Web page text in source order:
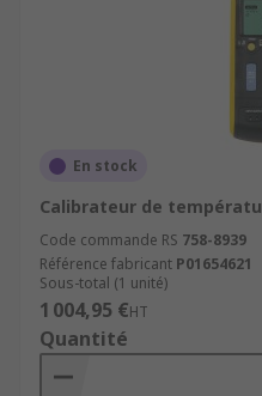
En stock
Calibrateur de
Code commande RS 758-8939
Référence fabricant P01654621
Sous-total (1 unité)
1 004,95 €HT
Quantité